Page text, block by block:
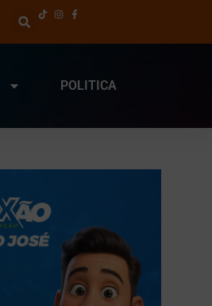
POLITICA